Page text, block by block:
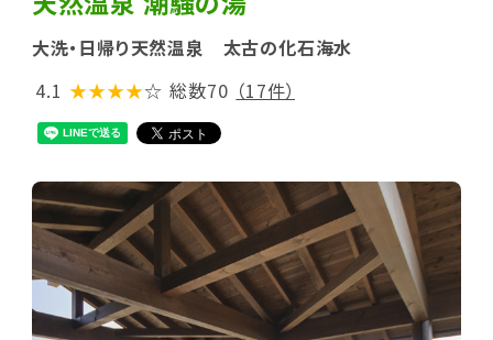
大洗・日帰り天然温泉 太古の化石海水
4.1 ★★★★☆ 総数70 （17件）